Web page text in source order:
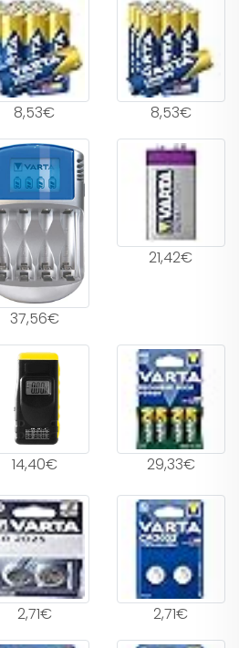
8,53€ 8,53€
37,56€
21,42€
14,40€ 29,33€
2,71€ 2,71€